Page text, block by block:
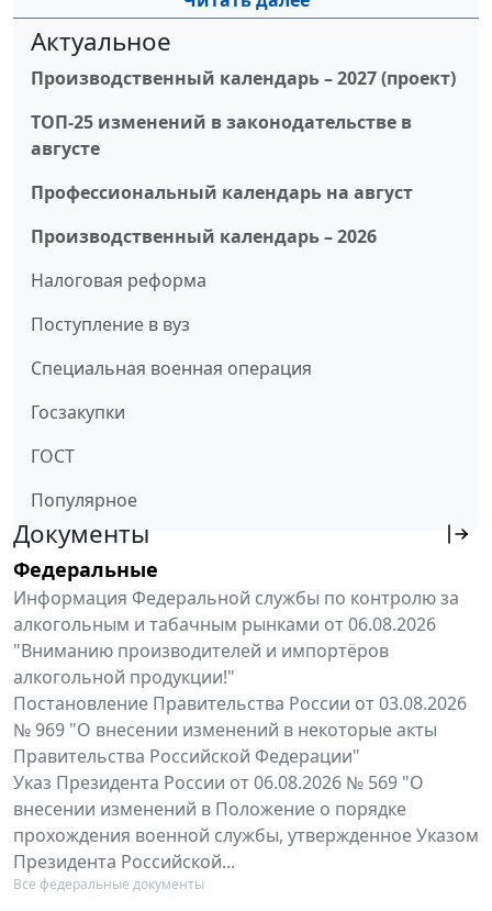
Актуальное
Производственный календарь – 2027 (проект)
ТОП-25 изменений в законодательстве в
августе
Профессиональный календарь на август
Производственный календарь – 2026
Налоговая реформа
Поступление в вуз
Специальная военная операция
Госзакупки
ГОСТ
Популярное
Документы
Федеральные
Информация Федеральной службы по контролю за
алкогольным и табачным рынками от 06.08.2026
"Вниманию производителей и импортёров
алкогольной продукции!"
Постановление Правительства России от 03.08.2026
№ 969 "О внесении изменений в некоторые акты
Правительства Российской Федерации"
Указ Президента России от 06.08.2026 № 569 "О
внесении изменений в Положение о порядке
прохождения военной службы, утвержденное Указом
Президента Российской...
Все федеральные документы